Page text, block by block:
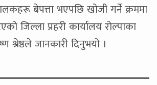
बेपत्ता भएपछि खोजी गर्ने क्रममा
जिल्ला प्रहरी कार्यालय रोल्पाका
श्रेष्ठले जानकारी दिनुभयो ।